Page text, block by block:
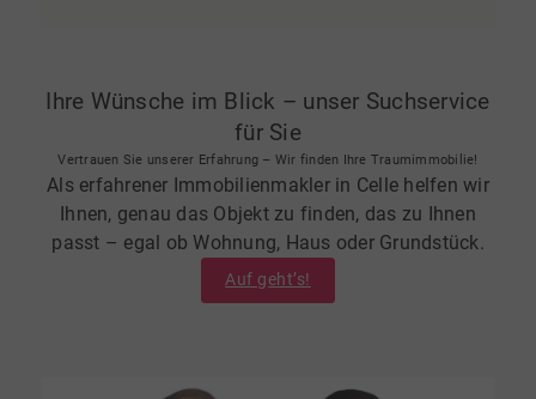
Ihre Wünsche im Blick – unser Suchservice
für Sie
Vertrauen Sie unserer Erfahrung – Wir finden Ihre Traumimmobilie!
Als erfahrener Immobilienmakler in Celle helfen wir
Ihnen, genau das Objekt zu finden, das zu Ihnen
passt – egal ob Wohnung, Haus oder Grundstück.
Auf geht’s!